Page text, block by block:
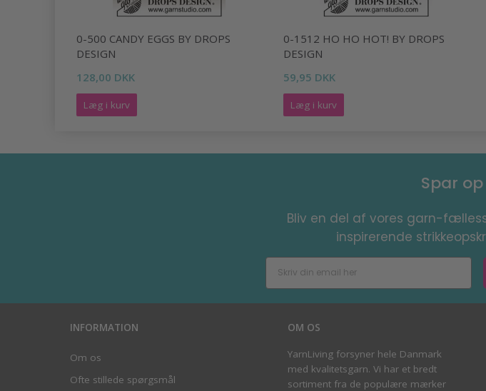
0-500 CANDY EGGS BY DROPS
DESIGN
128,00 DKK
Læg i kurv
0-1512 HO HO HOT! BY DROPS
DESIGN
59,95 DKK
Læg i kurv
Spar
Bliv en del af vores garn-
inspirerende
INFORMATION
Om os
Ofte stillede spørgsmål
OM OS
YarnLiving forsyner hele Danmark
med kvalitetsgarn. Vi har et bredt
sortiment fra de populære mærker